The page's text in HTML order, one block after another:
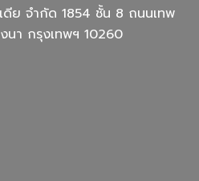
ดีย จํากัด 1854 ชั้น 8 ถนนเทพ
นา กรุงเทพฯ 10260